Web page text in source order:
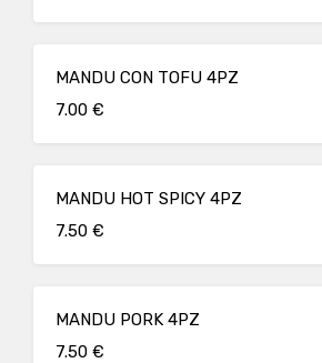
MANDU CON TOFU 4PZ
7.00 €
MANDU HOT SPICY 4PZ
7.50 €
MANDU PORK 4PZ
7.50 €